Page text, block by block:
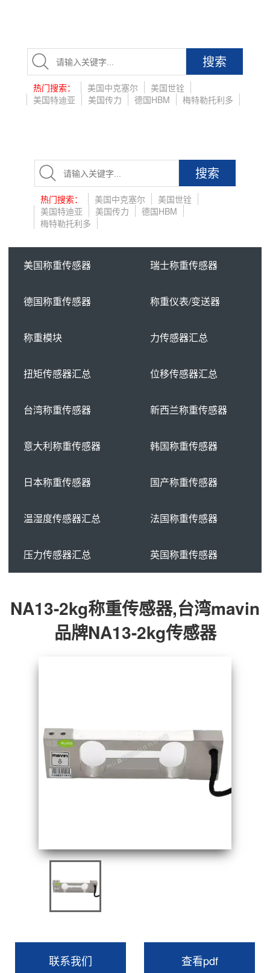
搜索
热门搜索： 美国中克塞尔
美国世铨
美国特迪亚
美国传力 德国HBM 梅特勒托利多
搜索
热门搜索： 美国中克塞尔
美国世铨
美国特迪亚
美国传力
德国HBM
梅特勒托利多
美国称重传感器 瑞士称重传感器
德国称重传感器 称重仪表/变送器
称重模块 力传感器汇总
扭矩传感器汇总 位移传感器汇总
台湾称重传感器 新西兰称重传感器
意大利称重传感器 韩国称重传感器
日本称重传感器 国产称重传感器
温湿度传感器汇总 法国称重传感器
压力传感器汇总 英国称重传感器
NA13-2kg称重传感器,台湾mavin
品牌NA13-2kg传感器
联系我们 查看pdf